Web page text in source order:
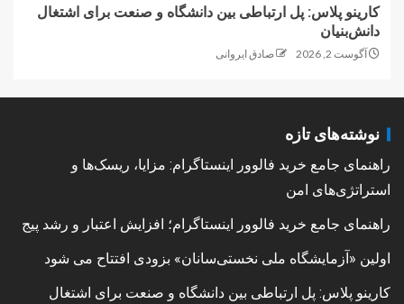
کارینو پلاس: پل ارتباطی بین دانشگاه و صنعت برای اشتغال
دانش‌بنیان
آگوست 2, 2026 صادق ایروانی
نوشته‌های تازه
راهنمای جامع خرید فالوور اینستاگرام: مزایا، ریسک‌ها و
استراتژی‌های امن
راهنمای جامع خرید فالوور اینستاگرام؛ افزایش اعتبار و رشد پیج
اولین «آزمایشگاه ملی نخستی‌سانان» بزودی افتتاح می شود
کارینو پلاس: پل ارتباطی بین دانشگاه و صنعت برای اشتغال